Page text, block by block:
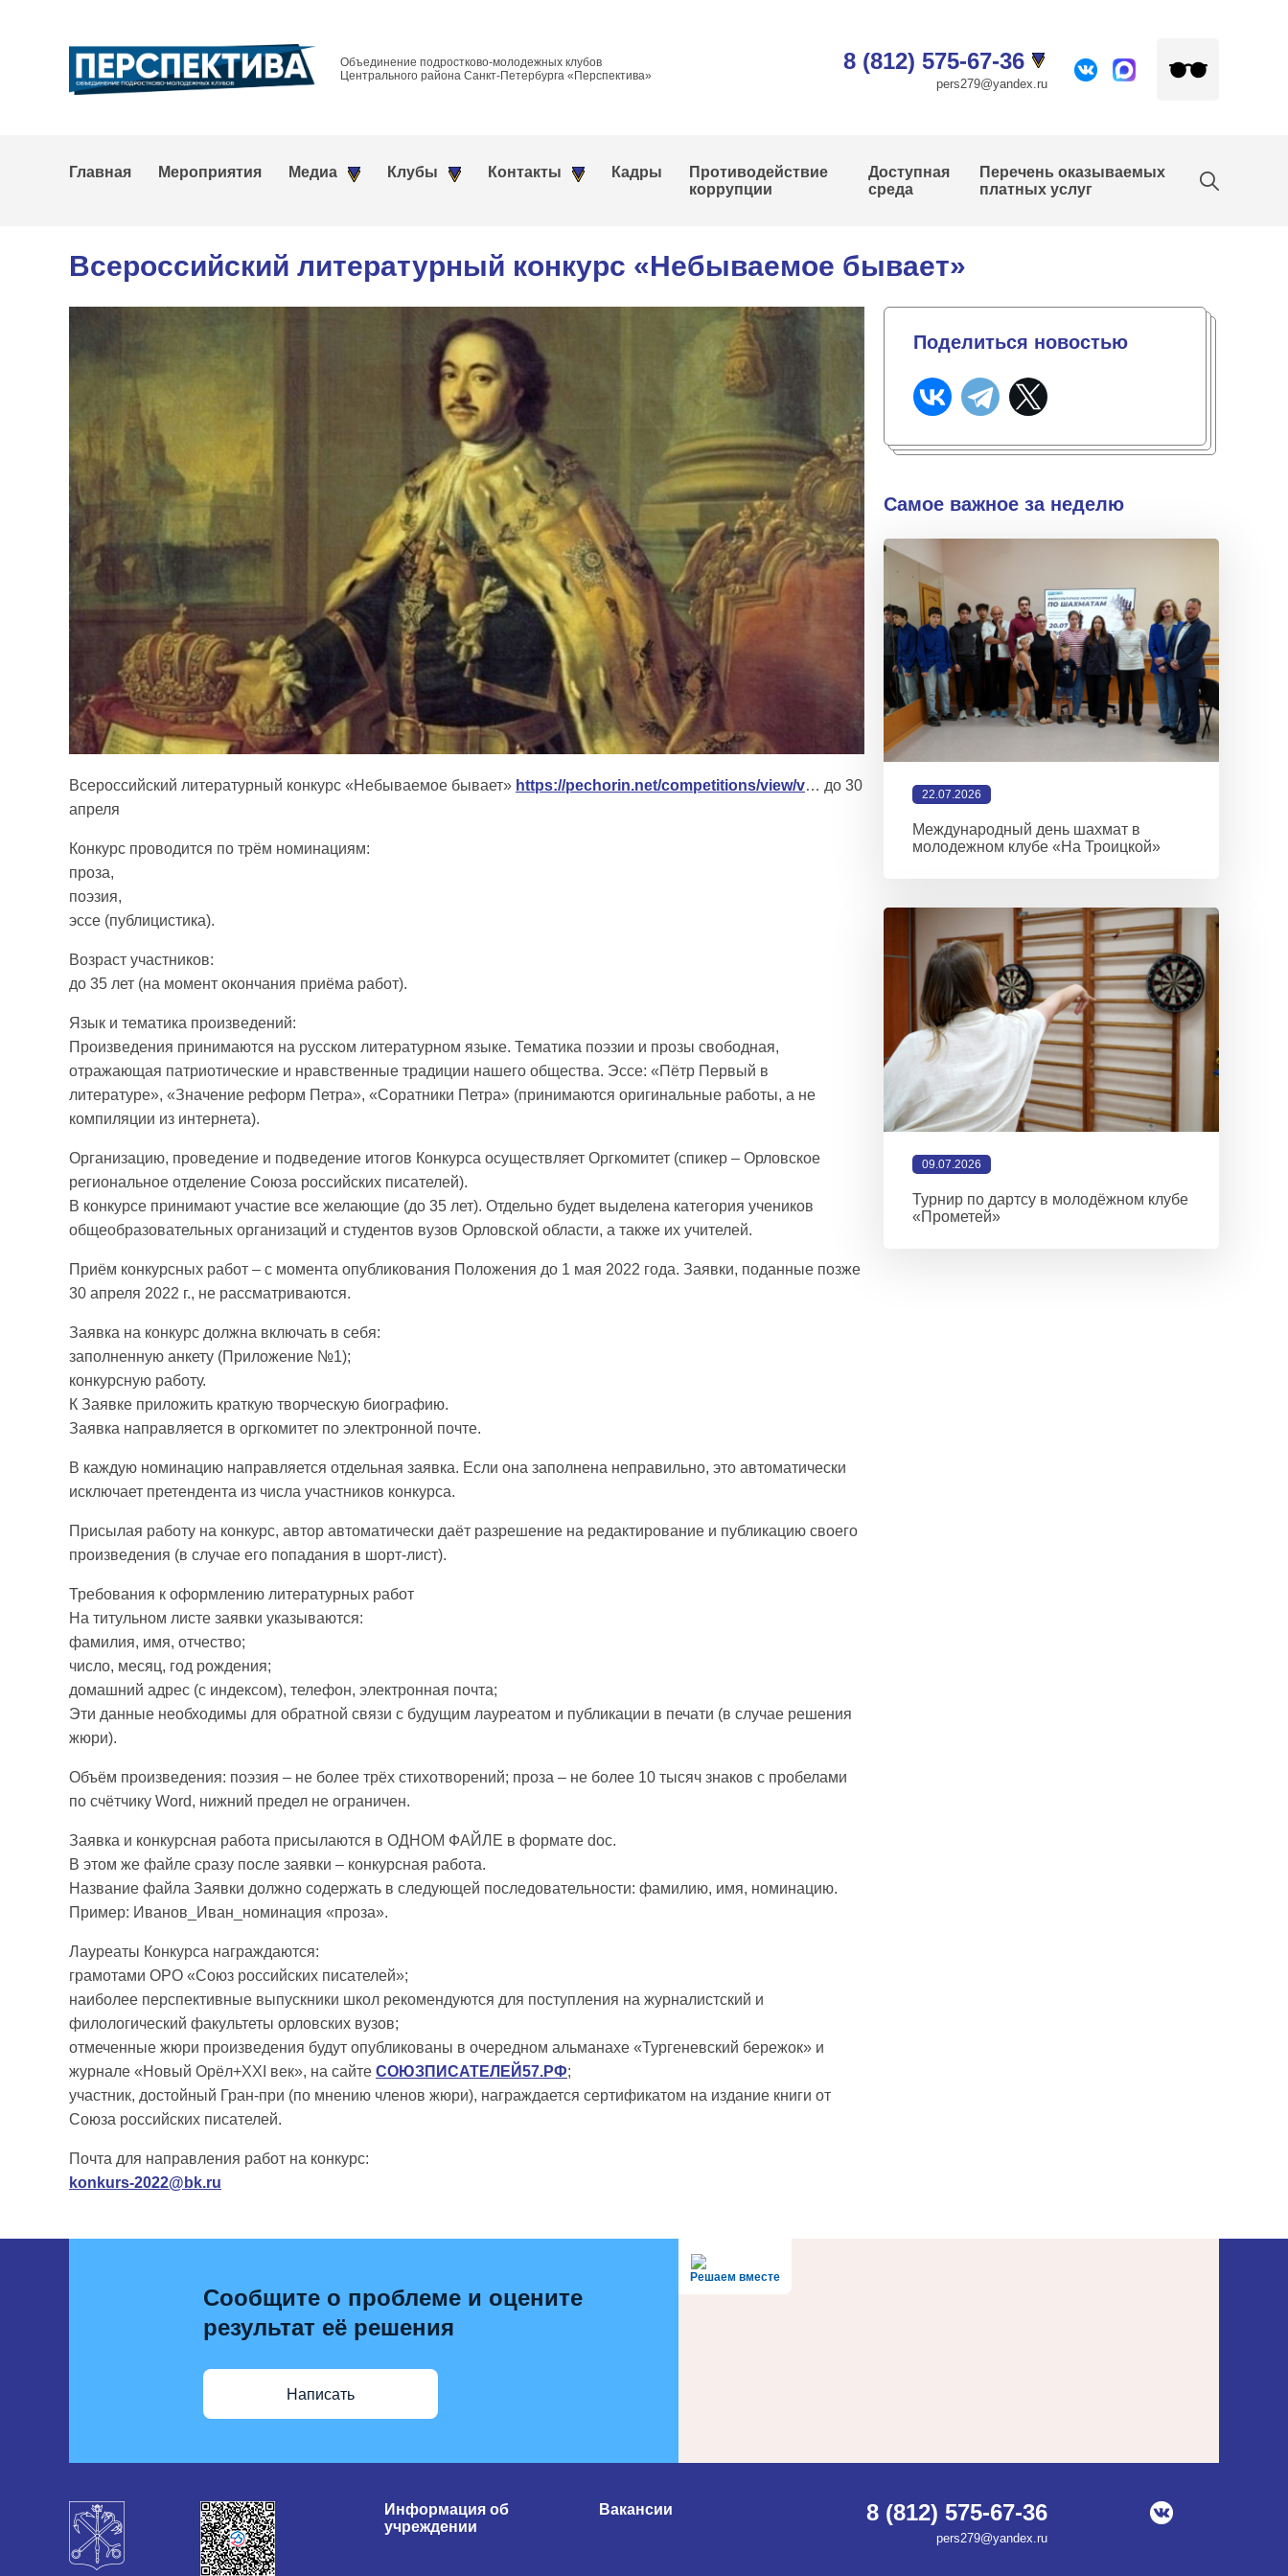
Объединение подростково-молодежных клубов
Центрального района Санкт-Петербурга «Перспектива»
8 (812) 575-67-36
pers279@yandex.ru
Главная Мероприятия Медиа Клубы Контакты Кадры
Противодействие
коррупции
Доступная
среда
Перечень оказываемых
платных услуг
Всероссийский литературный конкурс «Небываемое бывает»
Всероссийский литературный конкурс «Небываемое бывает» https://pechorin.net/competitions/view/v… до 30
апреля
Конкурс проводится по трём номинациям:
проза,
поэзия,
эссе (публицистика).
Возраст участников:
до 35 лет (на момент окончания приёма работ).
Язык и тематика произведений:
Произведения принимаются на русском литературном языке. Тематика поэзии и прозы свободная,
отражающая патриотические и нравственные традиции нашего общества. Эссе: «Пётр Первый в
литературе», «Значение реформ Петра», «Соратники Петра» (принимаются оригинальные работы, а не
компиляции из интернета).
Организацию, проведение и подведение итогов Конкурса осуществляет Оргкомитет (спикер – Орловское
региональное отделение Союза российских писателей).
В конкурсе принимают участие все желающие (до 35 лет). Отдельно будет выделена категория учеников
общеобразовательных организаций и студентов вузов Орловской области, а также их учителей.
Приём конкурсных работ – с момента опубликования Положения до 1 мая 2022 года. Заявки, поданные позже
30 апреля 2022 г., не рассматриваются.
Заявка на конкурс должна включать в себя:
заполненную анкету (Приложение №1);
конкурсную работу.
К Заявке приложить краткую творческую биографию.
Заявка направляется в оргкомитет по электронной почте.
В каждую номинацию направляется отдельная заявка. Если она заполнена неправильно, это автоматически
исключает претендента из числа участников конкурса.
Присылая работу на конкурс, автор автоматически даёт разрешение на редактирование и публикацию своего
произведения (в случае его попадания в шорт-лист).
Требования к оформлению литературных работ
На титульном листе заявки указываются:
фамилия, имя, отчество;
число, месяц, год рождения;
домашний адрес (с индексом), телефон, электронная почта;
Эти данные необходимы для обратной связи с будущим лауреатом и публикации в печати (в случае решения
жюри).
Объём произведения: поэзия – не более трёх стихотворений; проза – не более 10 тысяч знаков с пробелами
по счётчику Word, нижний предел не ограничен.
Заявка и конкурсная работа присылаются в ОДНОМ ФАЙЛЕ в формате doc.
В этом же файле сразу после заявки – конкурсная работа.
Название файла Заявки должно содержать в следующей последовательности: фамилию, имя, номинацию.
Пример: Иванов_Иван_номинация «проза».
Лауреаты Конкурса награждаются:
грамотами ОРО «Союз российских писателей»;
наиболее перспективные выпускники школ рекомендуются для поступления на журналистский и
филологический факультеты орловских вузов;
отмеченные жюри произведения будут опубликованы в очередном альманахе «Тургеневский бережок» и
журнале «Новый Орёл+XXI век», на сайте СОЮЗПИСАТЕЛЕЙ57.РФ;
участник, достойный Гран-при (по мнению членов жюри), награждается сертификатом на издание книги от
Союза российских писателей.
Почта для направления работ на конкурс:
konkurs-2022@bk.ru
Поделиться новостью
Самое важное за неделю
22.07.2026
Международный день шахмат в
молодежном клубе «На Троицкой»
09.07.2026
Турнир по дартсу в молодёжном клубе
«Прометей»
Решаем вместе
Сообщите о проблеме и оцените
результат её решения
Написать
Информация об
учреждении
Вакансии 8 (812) 575-67-36
pers279@yandex.ru